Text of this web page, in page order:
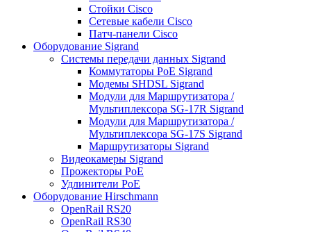
Стойки Cisco
Сетевые кабели Cisco
Патч-панели Cisco
Оборудование Sigrand
Системы передачи данных Sigrand
Коммутаторы PoE Sigrand
Модемы SHDSL Sigrand
Модули для Маршрутизатора /
Мультиплексора SG-17R Sigrand
Модули для Маршрутизатора /
Мультиплексора SG-17S Sigrand
Маршрутизаторы Sigrand
Видеокамеры Sigrand
Прожекторы PoE
Удлинители PoE
Оборудование Hirschmann
OpenRail RS20
OpenRail RS30